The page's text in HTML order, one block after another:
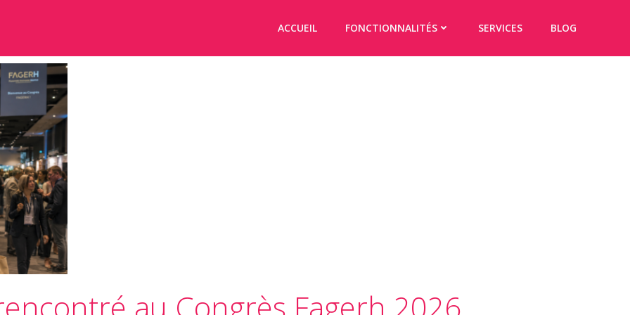
ACCUEIL FONCTIONNALITÉS SERVICES BLOG
au Congrès Fagerh 2026